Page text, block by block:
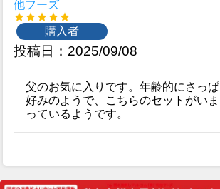
他フーズ
購入者
投稿日 2025/09/08
父のお気に入りです。年齢的にさっ
好みのようで、こちらのセットがい
っているようです。